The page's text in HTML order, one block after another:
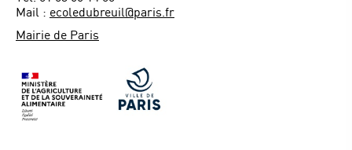
Mail : ecoledubreuil@paris.fr
Mairie de Paris